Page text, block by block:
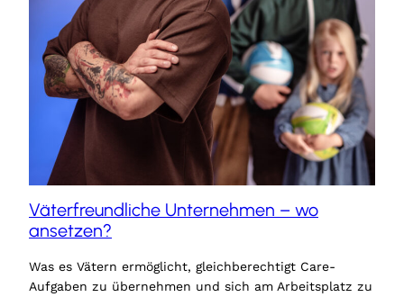
Väterfreundliche Unternehmen – wo
ansetzen?
Was es Vätern ermöglicht, gleichberechtigt Care-
Aufgaben zu übernehmen und sich am Arbeitsplatz zu